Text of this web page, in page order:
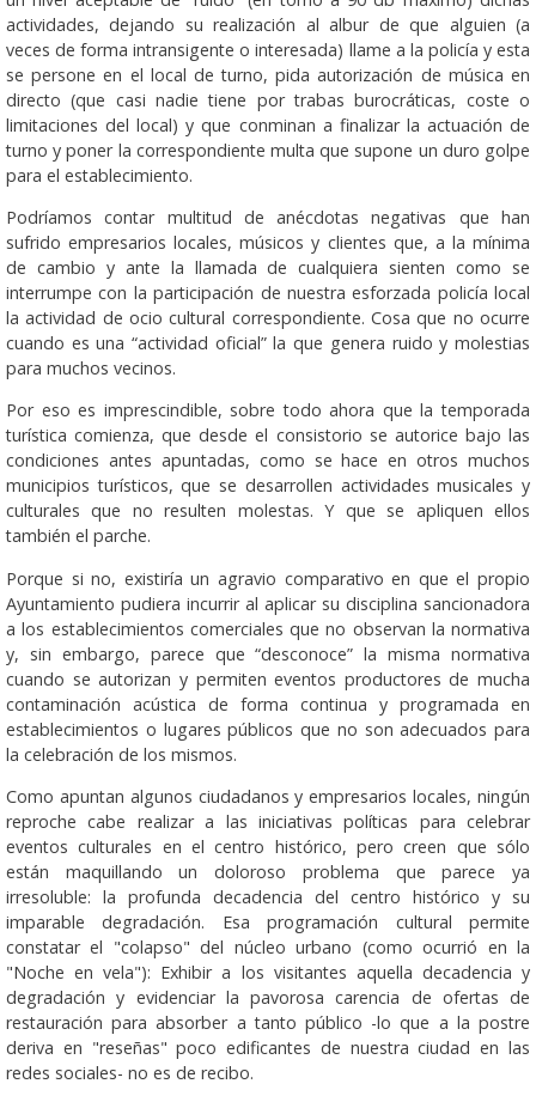
actividades, dejando su realización al albur de que alguien (a
veces de forma intransigente o interesada) llame a la policía y esta
se persone en el local de turno, pida autorización de música en
directo (que casi nadie tiene por trabas burocráticas, coste o
limitaciones del local) y que conminan a finalizar la actuación de
turno y poner la correspondiente multa que supone un duro golpe
para el establecimiento.
Podríamos contar multitud de anécdotas negativas que han
sufrido empresarios locales, músicos y clientes que, a la mínima
de cambio y ante la llamada de cualquiera sienten como se
interrumpe con la participación de nuestra esforzada policía local
la actividad de ocio cultural correspondiente. Cosa que no ocurre
cuando es una “actividad oficial” la que genera ruido y molestias
para muchos vecinos.
Por eso es imprescindible, sobre todo ahora que la temporada
turística comienza, que desde el consistorio se autorice bajo las
condiciones antes apuntadas, como se hace en otros muchos
municipios turísticos, que se desarrollen actividades musicales y
culturales que no resulten molestas. Y que se apliquen ellos
también el parche.
Porque si no, existiría un agravio comparativo en que el propio
Ayuntamiento pudiera incurrir al aplicar su disciplina sancionadora
a los establecimientos comerciales que no observan la normativa
y, sin embargo, parece que “desconoce” la misma normativa
cuando se autorizan y permiten eventos productores de mucha
contaminación acústica de forma continua y programada en
establecimientos o lugares públicos que no son adecuados para
la celebración de los mismos.
Como apuntan algunos ciudadanos y empresarios locales, ningún
reproche cabe realizar a las iniciativas políticas para celebrar
eventos culturales en el centro histórico, pero creen que sólo
están maquillando un doloroso problema que parece ya
irresoluble: la profunda decadencia del centro histórico y su
imparable degradación. Esa programación cultural permite
constatar el "colapso" del núcleo urbano (como ocurrió en la
"Noche en vela"): Exhibir a los visitantes aquella decadencia y
degradación y evidenciar la pavorosa carencia de ofertas de
restauración para absorber a tanto público -lo que a la postre
deriva en "reseñas" poco edificantes de nuestra ciudad en las
redes sociales- no es de recibo.